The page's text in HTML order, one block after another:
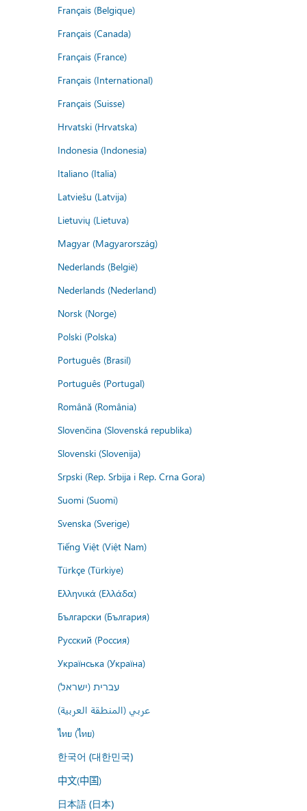
Français (Belgique)
Français (Canada)
Français (France)
Français (International)
Français (Suisse)
Hrvatski (Hrvatska)
Indonesia (Indonesia)
Italiano (Italia)
Latviešu (Latvija)
Lietuvių (Lietuva)
Magyar (Magyarország)
Nederlands (België)
Nederlands (Nederland)
Norsk (Norge)
Polski (Polska)
Português (Brasil)
Português (Portugal)
Română (România)
Slovenčina (Slovenská republika)
Slovenski (Slovenija)
Srpski (Rep. Srbija i Rep. Crna Gora)
Suomi (Suomi)
Svenska (Sverige)
Tiếng Việt (Việt Nam)
Türkçe (Türkiye)
Ελληνικά (Ελλάδα)
Български (България)
Русский (Россия)
Українська (Україна)
עברית (ישראל)
عربي (المنطقة العربية)
ไทย (ไทย)
한국어 (대한민국)
中文(中国)
日本語 (日本)